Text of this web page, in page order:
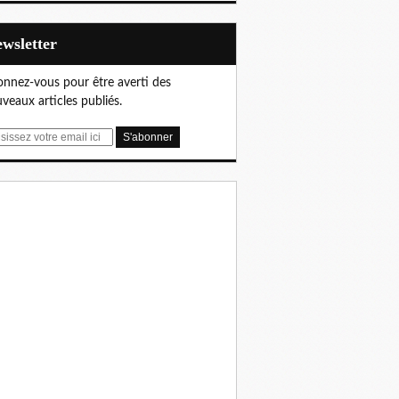
vous pour être averti des
articles publiés.